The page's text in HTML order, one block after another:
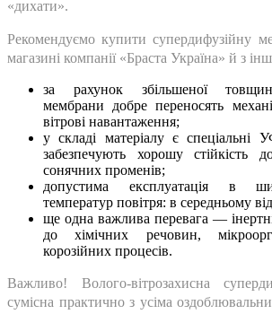
«дихати».
Рекомендуємо купити супердифузійну
магазині компанії «Браста Україна» й з
за рахунок збільшеної
мембрани добре переносять
вітрові навантаження;
у складі матеріалу є спеціальні
забезпечують хорошу стійкість
сонячних променів;
допустима експлуатація в
температур повітря: в середньому
ще одна важлива перевага —
до хімічних речовин,
корозійних процесів.
Важливо! Волого-вітрозахисна
сумісна практично з усіма